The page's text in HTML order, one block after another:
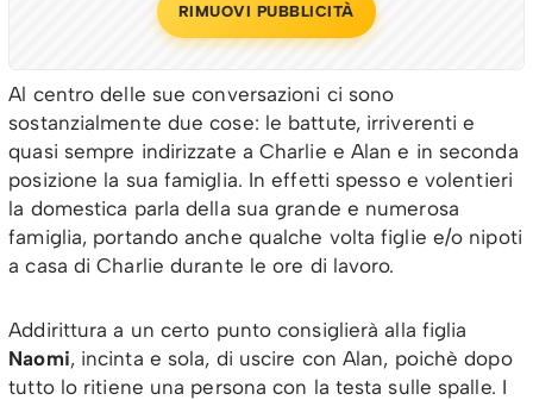
RIMUOVI PUBBLICITÀ
Al centro delle sue conversazioni ci sono
sostanzialmente due cose: le battute, irriverenti e
quasi sempre indirizzate a Charlie e Alan e in seconda
posizione la sua famiglia. In effetti spesso e volentieri
la domestica parla della sua grande e numerosa
famiglia, portando anche qualche volta figlie e/o nipoti
a casa di Charlie durante le ore di lavoro.
Addirittura a un certo punto consiglierà alla figlia
Naomi, incinta e sola, di uscire con Alan, poichè dopo
tutto lo ritiene una persona con la testa sulle spalle. I